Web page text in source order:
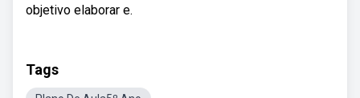
objetivo elaborar e.
Tags